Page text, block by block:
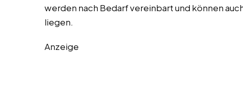
werden nach Bedarf vereinbart und können
liegen.
Anzeige